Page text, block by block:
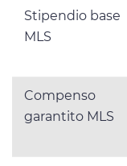
Stipendio base
MLS
Compenso
garantito MLS